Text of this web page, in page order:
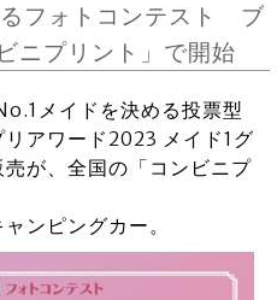
フォトコンテスト ブ
ニプリント」で開始
メイドを決める投票型
アワード2023 メイド1グ
が、全国の「コンビニプ
ンピングカー。